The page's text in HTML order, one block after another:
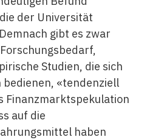
der Universität
Demnach gibt es zwar
Studien, die sich
«tendenziell
Finanzmarktspekulation
auf die
haben